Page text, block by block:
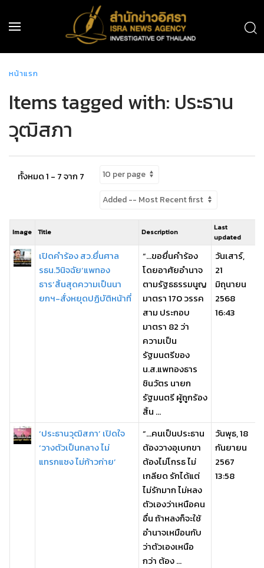
หน้าแรก
Items tagged with: ประธาน
วุฒิสภา
ทั้งหมด 1 - 7 จาก 7
Image Title Description
Last
updated
เปิดคำร้อง สว.ยื่นศาล
รธน.วินิจฉัย‘แพทอง
ธาร’สิ้นสุดความเป็นนา
ยกฯ-สั่งหยุดปฏิบัติหน้าที่
“…ขอยื่นคำร้อง
โดยอาศัยอำนาจ
ตามรัฐธธรรมนูญ
มาตรา 170 วรรค
สาม ประกอบ
มาตรา 82 ว่า
ความเป็น
รัฐมนตรีของ
น.ส.แพทองธาร
ชินวัตร นายก
รัฐมนตรี ผู้ถูกร้อง
สิ้น ...
วันเสาร์,
21
มิถุนายน
2568
16:43
‘ประธานวุฒิสภา’ เปิดใจ
‘วางตัวเป็นกลาง ไม่
แทรกแซง ไม่ก้าวก่าย’
“...คนเป็นประธาน
ต้องวางอุเบกขา
ต้องไม่โกรธ ไม่
เกลียด รักได้แต่
ไม่รักมาก ไม่หลง
ตัวเองว่าเหนือคน
อื่น ถ้าหลงก็จะใช้
อำนาจเหมือนกับ
ว่าตัวเองเหนือ
กว่า ต้อง ...
วันพุธ, 18
กันยายน
2567
13:58